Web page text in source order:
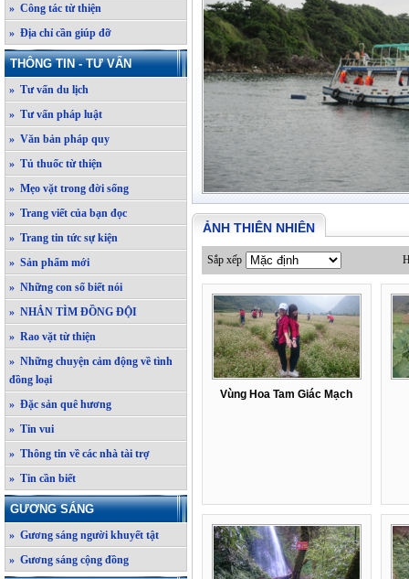
» Công tác từ thiện
» Địa chỉ cần giúp đỡ
THÔNG TIN - TƯ VẤN
» Tư vấn du lịch
» Tư vấn pháp luật
» Văn bản pháp quy
» Tủ thuốc từ thiện
» Mẹo vặt trong đời sống
» Trang viết của bạn đọc
» Trang tin tức sự kiện
» Sản phẩm mới
» Những con số biết nói
» NHẮN TÌM ĐỒNG ĐỘI
» Rao vặt từ thiện
» Những chuyện cảm động về tình
đồng loại
» Đặc sản quê hương
» Tin vui
» Thông tin về các nhà tài trợ
» Tin cần biết
GƯƠNG SÁNG
» Gương sáng người khuyết tật
» Gương sáng cộng đồng
ẢNH THIÊN NHIÊN
Sắp xếp
Vùng Hoa Tam Giác Mạch